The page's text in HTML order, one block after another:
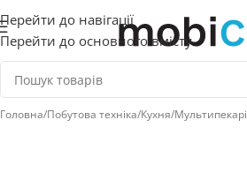
Перейти до навігації
Перейти до основного вмісту
Головна/Побутова техніка/Кухня/Мультипекарі